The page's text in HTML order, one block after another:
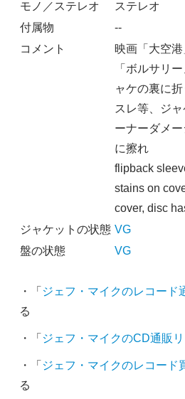
モノ／ステレオ
ステレオ
付属物
--
コメント
映画「大空港
「ボルサリ
ャケの裏に
スレ等、ジ
ーナーダメ
に擦れ
flipback
stains on
cover, disc
ジャケットの状態 VG
盤の状態
VG
・「 ジェフ・マイクのレコード
る
・「 ジェフ・マイクのCD通販リ
・「 ジェフ・マイクのレコード
る